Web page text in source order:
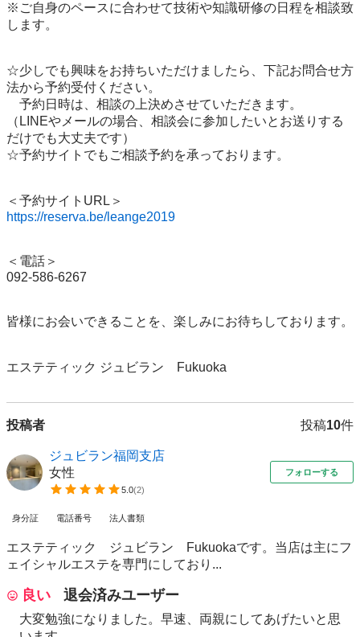
※ご自身のペースに合わせて技術や知識研修の日程を相談致
します。
☆少しでも興味をお持ちいただけましたら、下記お問合せ方
法から予約受付ください。
予約日時は、相談の上決めさせていただきます。
（LINEやメールの場合、相談会に参加したいとお送りする
だけでも大丈夫です）
☆予約サイトでもご相談予約を承っております。
https://reserva.be/leange2019
＜電話＞
092-586-6267
皆様にお会いできることを、楽しみにお待ちしております。
エステティック ジュビラン　Fukuoka
投稿者 投稿10件
ジュビラン福岡支店
女性
5.0(2)
フォローする
身分証 電話番号 法人書類
エステティック ジュビラン Fukuokaです。当店は主にフ
ェイシャルエステを専門にしており...
良い 退会済みユーザー
大変勉強になりました。早速、両親にしてあげたいと思